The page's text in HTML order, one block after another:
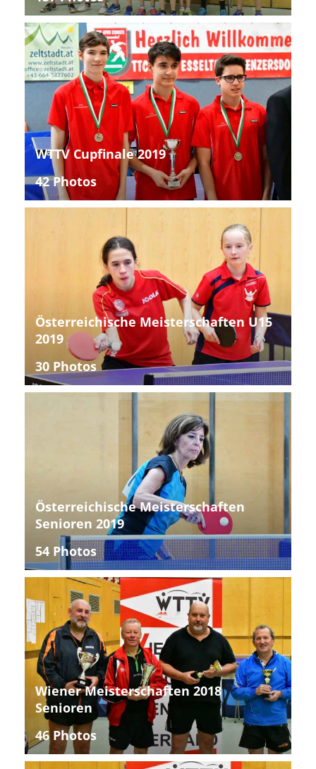
WTTV Cupfinale 2019
42 Photos
Österreichische Meisterschaften U15
2019
30 Photos
Österreichische Meisterschaften
Senioren 2019
54 Photos
Wiener Meisterschaften 2018
Senioren
46 Photos